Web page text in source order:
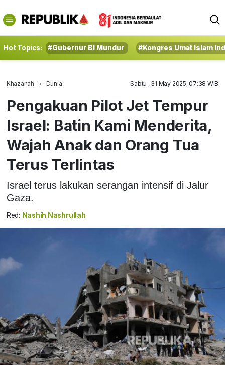
Hot Topics: #Gubernur BI Mundur #Kongres Umat Islam
Khazanah Dunia Sabtu , 31 May 2025, 07:38 WIB
Pengakuan Pilot Jet Tempur
Israel: Batin Kami Menderita,
Wajah Anak dan Orang Tua
Terus Terlintas
Israel terus lakukan serangan intensif di Jalur
Gaza.
Red: Nashih Nashrullah